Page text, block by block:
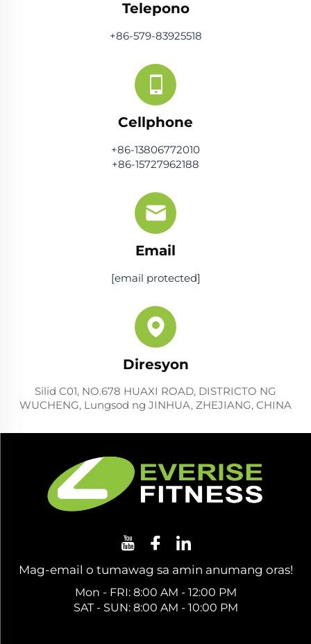
Telepono
+86-579-83925518
Cellphone
+86-13806772010
+86-15727962188
Email
[email protected]
Diresyon
Silid C01, NO.678 HUAXI ROAD, DISTRICTO NG
WUCHENG, Lungsod ng JINHUA, ZHEJIANG, CHINA
Mag-email o tumawag sa amin anumang oras!
Mon - FRI: 8:00 AM - 12:00 PM
SAT - SUN: 8:00 AM - 10:00 PM